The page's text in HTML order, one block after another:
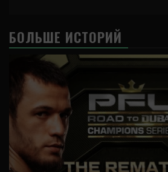
БОЛЬШЕ ИСТОРИЙ